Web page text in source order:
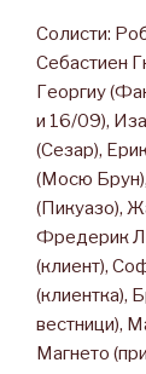
Солисти:
Себастиен
Георгиу
и 16/09),
(Сезар),
(Мосю
(Пикуазо),
Фредерик
(клиент),
(клиентка),
вестници),
Магнето